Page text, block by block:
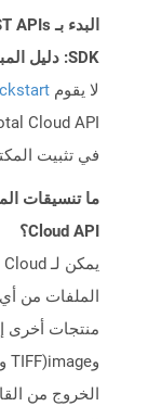
SDK: دليل المبتدئين
لا يقوم
في تثبيت
Cloud API؟
الملفات من
الخروج من